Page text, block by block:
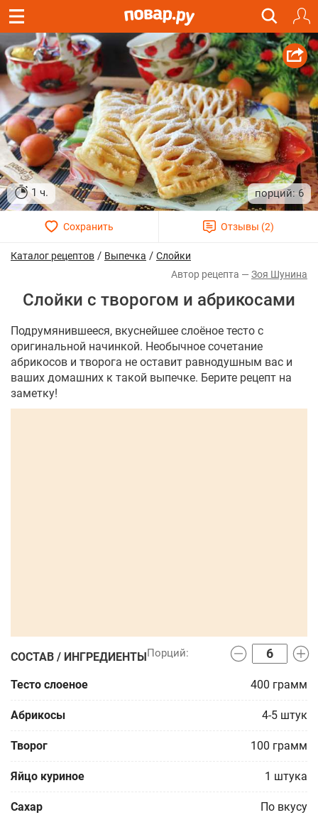
1 ч. 6
Каталог рецептов / Выпечка / Слойки
Зоя Шунина
Слойки с творогом и абрикосами
Подрумянившееся, вкуснейшее слоёное тесто с
оригинальной начинкой. Необычное сочетание
абрикосов и творога не оставит равнодушным вас и
ваших домашних к такой выпечке. Берите рецепт на
заметку!
СОСТАВ / ИНГРЕДИЕНТЫ
Тесто слоеное 400 грамм
Абрикосы 4-5 штук
Творог 100 грамм
Яйцо куриное 1 штука
Сахар По вкусу